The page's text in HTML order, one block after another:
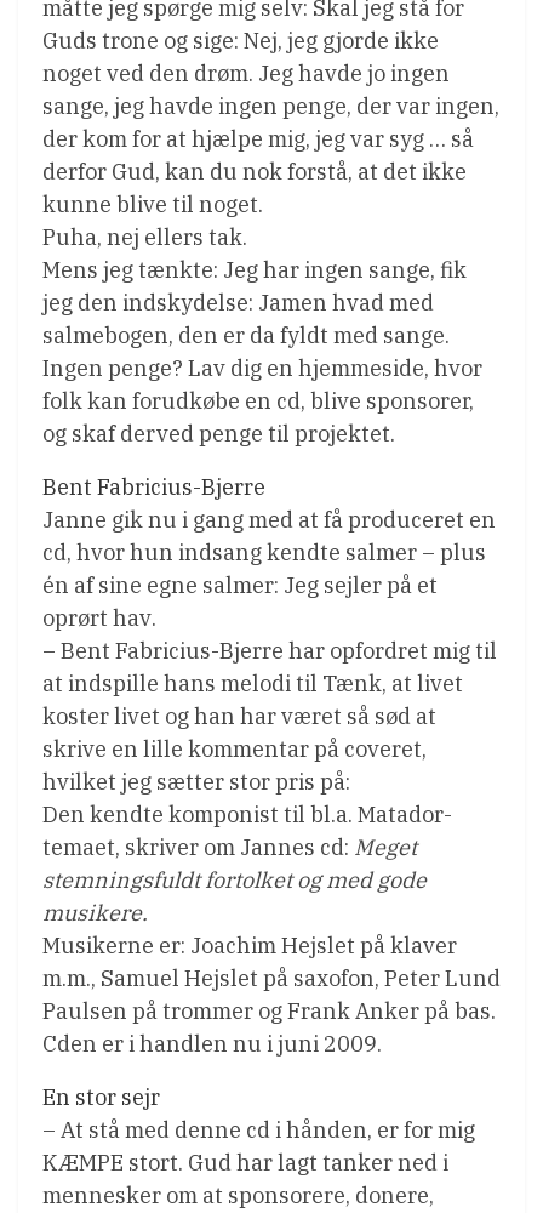
måtte jeg spørge mig selv: Skal jeg stå for
Guds trone og sige: Nej, jeg gjorde ikke
noget ved den drøm. Jeg havde jo ingen
sange, jeg havde ingen penge, der var ingen,
der kom for at hjælpe mig, jeg var syg … så
derfor Gud, kan du nok forstå, at det ikke
kunne blive til noget.
Puha, nej ellers tak.
Mens jeg tænkte: Jeg har ingen sange, fik
jeg den indskydelse: Jamen hvad med
salmebogen, den er da fyldt med sange.
Ingen penge? Lav dig en hjemmeside, hvor
folk kan forudkøbe en cd, blive sponsorer,
og skaf derved penge til projektet.
Bent Fabricius-Bjerre
Janne gik nu i gang med at få produceret en
cd, hvor hun indsang kendte salmer – plus
én af sine egne salmer: Jeg sejler på et
oprørt hav.
– Bent Fabricius-Bjerre har opfordret mig til
at indspille hans melodi til Tænk, at livet
koster livet og han har været så sød at
skrive en lille kommentar på coveret,
hvilket jeg sætter stor pris på:
Den kendte komponist til bl.a. Matador-
temaet, skriver om Jannes cd: Meget
stemningsfuldt fortolket og med gode
musikere.
Musikerne er: Joachim Hejslet på klaver
m.m., Samuel Hejslet på saxofon, Peter Lund
Paulsen på trommer og Frank Anker på bas.
Cden er i handlen nu i juni 2009.
En stor sejr
– At stå med denne cd i hånden, er for mig
KÆMPE stort. Gud har lagt tanker ned i
mennesker om at sponsorere, donere,